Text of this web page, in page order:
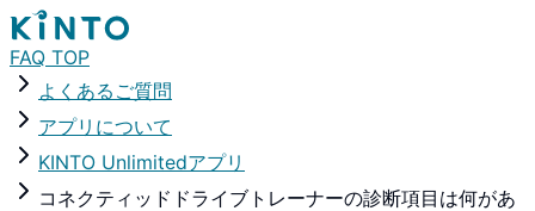
FAQ TOP
よくあるご質問
アプリについて
KINTO Unlimitedアプリ
コネクティッドドライブトレーナーの診断項目は何があ